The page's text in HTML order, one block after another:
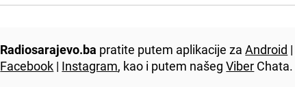
Radiosarajevo.ba pratite putem aplikacije zaAndroid |
Facebook | Instagram, kao i putem našegViber Chata.